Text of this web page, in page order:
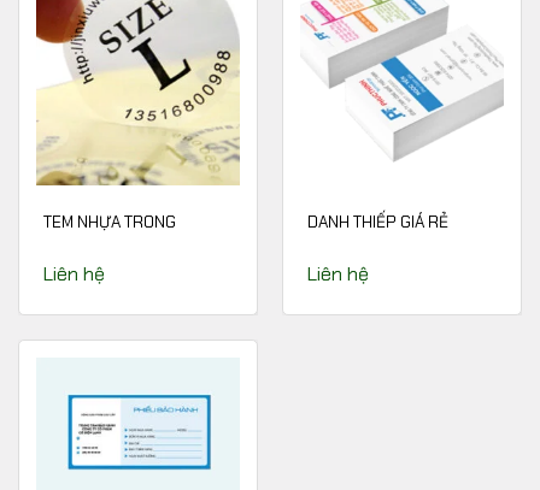
TEM NHỰA TRONG
Liên hệ
DANH THIẾP GIÁ RẺ
Liên hệ